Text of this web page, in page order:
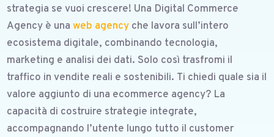
strategia se vuoi crescere! Una Digital Commerce
Agency è unaweb agency che lavora sull’intero
ecosistema digitale, combinando tecnologia,
marketing e analisi dei dati. Solo così trasfromi il
traffico in vendite reali e sostenibili. Ti chiedi quale sia il
valore aggiunto di una ecommerce agency? La
capacità di costruire strategie integrate,
accompagnando l’utente lungo tutto il customer